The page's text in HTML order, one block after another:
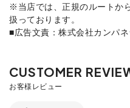
※当店では、正規のルートか
扱っております。
■広告文責：株式会社カンパネ